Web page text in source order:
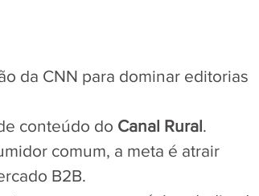
da CNN para dominar editorias
conteúdo do Canal Rural.
comum, a meta é atrair
B2B.